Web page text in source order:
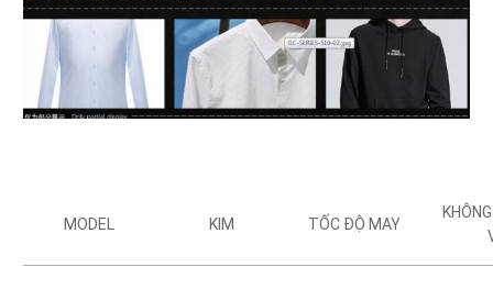
MODEL KIM TỐC ĐỘ MAY